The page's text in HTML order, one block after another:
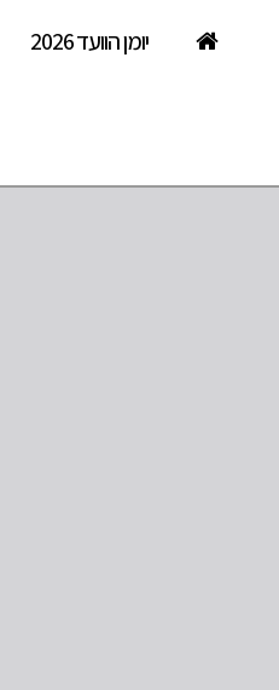
יומן הוועד 2026